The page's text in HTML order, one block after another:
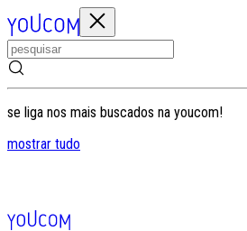
se liga nos mais buscados na youcom!
mostrar tudo